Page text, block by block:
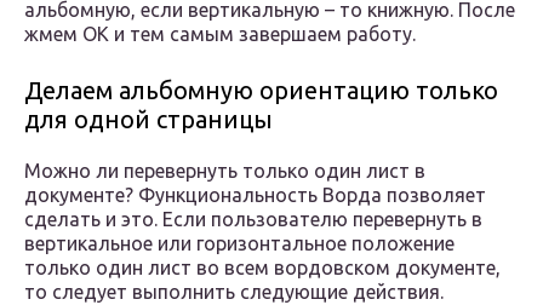
альбомную, если вертикальную – то книжную. После
жмем ОК и тем самым завершаем работу.
Делаем альбомную ориентацию только
для одной страницы
Можно ли перевернуть только один лист в
документе? Функциональность Ворда позволяет
сделать и это. Если пользователю перевернуть в
вертикальное или горизонтальное положение
только один лист во всем вордовском документе,
то следует выполнить следующие действия.